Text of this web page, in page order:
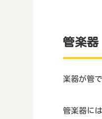
管楽器
楽器が管
管楽器に